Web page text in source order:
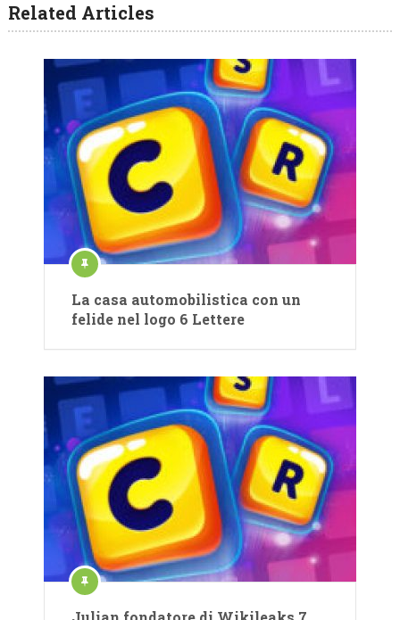
Related Articles
La casa automobilistica con un
felide nel logo 6 Lettere